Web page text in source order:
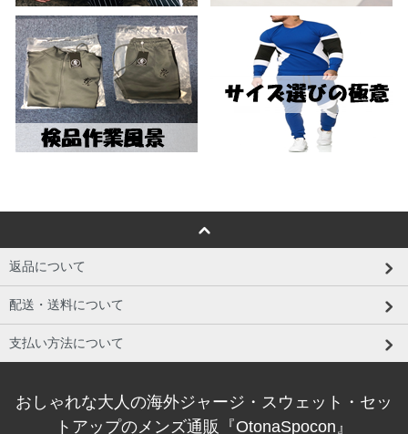
返品について
配送・送料について
支払い方法について
おしゃれな大人の海外ジャージ・スウェット・セッ
トアップのメンズ通販『OtonaSpocon』